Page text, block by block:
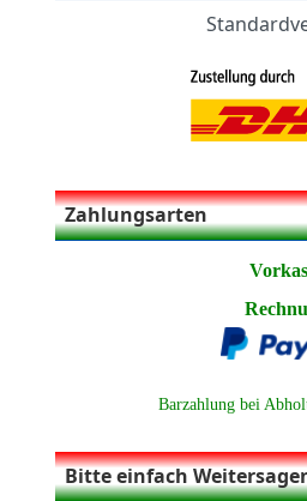
Zahlungsarten
Barzahlung bei
Bitte einfach